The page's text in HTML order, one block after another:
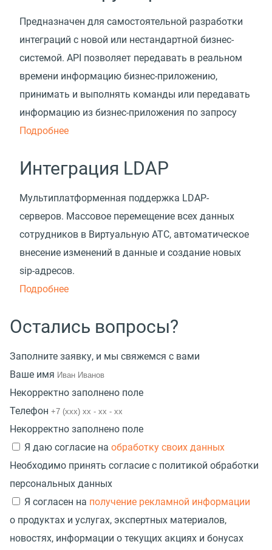
Предназначен для самостоятельной разработки
интеграций с новой или нестандартной бизнес-
системой. API позволяет передавать в реальном
времени информацию бизнес-приложению,
принимать и выполнять команды или передавать
информацию из бизнес-приложения по запросу
Подробнее
Интеграция LDAP
Мультиплатформенная поддержка LDAP-
серверов. Массовое перемещение всех данных
сотрудников в Виртуальную АТС, автоматическое
внесение изменений в данные и создание новых
sip-адресов.
Подробнее
Остались вопросы?
Заполните заявку, и мы свяжемся с вами
Ваше имя
Некорректно заполнено поле
Телефон
Некорректно заполнено поле
Я даю согласие на обработку своих данных
Необходимо принять согласие с политикой обработки
персональных данных
Я согласен на получение рекламной информации
о продуктах и услугах, экспертных материалов,
новостях, информации о текущих акциях и бонусах